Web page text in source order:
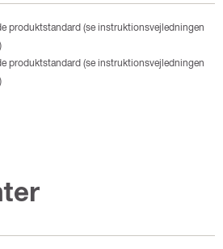
produktstandard (se instruktionsvejledningen
produktstandard (se instruktionsvejledningen